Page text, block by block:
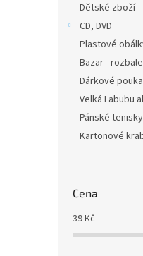
Dětské zboží
CD, DVD
Plastové
Bazar -
Dárkové
Velká Labubu
Pánské
Kartonové
Cena
39Kč